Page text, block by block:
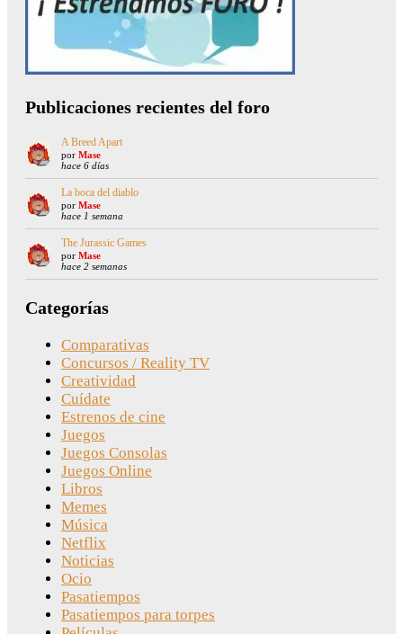
Publicaciones recientes del foro
A Breed Apart
por Mase
hace 6 días
La boca del diablo
por Mase
hace 1 semana
The Jurassic Games
por Mase
hace 2 semanas
Categorías
Comparativas
Concursos / Reality TV
Creatividad
Cuídate
Estrenos de cine
Juegos
Juegos Consolas
Juegos Online
Libros
Memes
Música
Netflix
Noticias
Ocio
Pasatiempos
Pasatiempos para torpes